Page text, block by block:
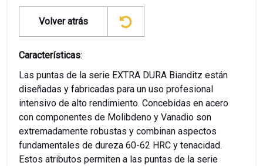
Volver atrás
Características:
Las puntas de la serie EXTRA DURA Bianditz están
diseñadas y fabricadas para un uso profesional
intensivo de alto rendimiento. Concebidas en acero
con componentes de Molibdeno y Vanadio son
extremadamente robustas y combinan aspectos
fundamentales de dureza 60-62 HRC y tenacidad.
Estos atributos permiten a las puntas de la serie